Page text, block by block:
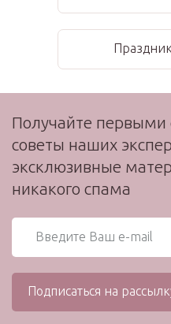
Получайте
советы наших
эксклюзивные
никакого спама